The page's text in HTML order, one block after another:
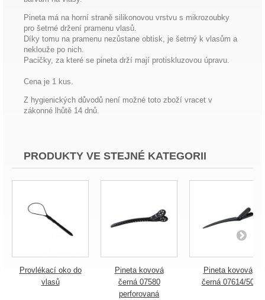
Pineta má na horní straně silikonovou vrstvu s mikrozoubky
pro šetrné držení pramenu vlasů.
Díky tomu na pramenu nezůstane obtisk, je šetrný k vlasům a
neklouže po nich.
Pacičky, za které se pineta drží mají protiskluzovou úpravu.
Cena je 1 kus.
Z hygienických důvodů není možné toto zboží vracet v
zákonné lhůtě 14 dnů.
PRODUKTY VE STEJNÉ KATEGORII
Provlékací oko do
vlasů
Pineta kovová
černá 07580
perforovaná
Pineta kovová
černá 07614/50